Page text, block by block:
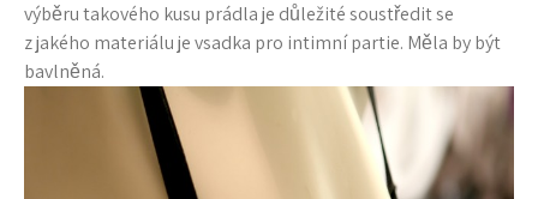
výběru takového kusu prádla je důležité soustředit se
z jakého materiálu je vsadka pro intimní partie. Měla by být
bavlněná.